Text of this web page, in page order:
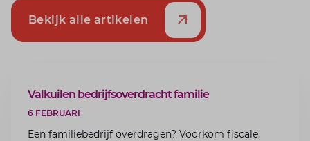
Bekijk alle artikelen
ARTIKEL
Valkuilen bedrijfsoverdracht familie
6 FEBRUARI
Een familiebedrijf overdragen? Voorkom fiscale,